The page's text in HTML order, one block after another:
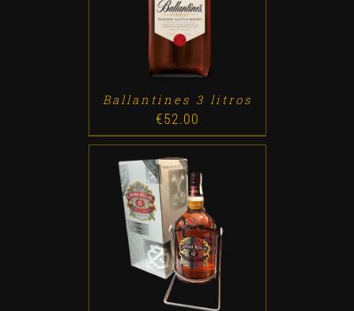
Ballantines 3 litros
€52.00
ADD TO CART / DETALLES